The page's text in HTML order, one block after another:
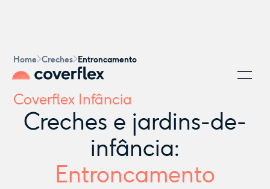
Home Creches Entroncamento
Coverflex Infância
Creches e jardins-de-
infância:
Entroncamento